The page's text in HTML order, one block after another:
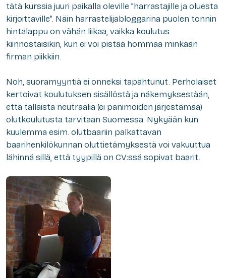
tätä kurssia juuri paikalla oleville ”harrastajille ja oluesta
kirjoittaville”. Näin harrastelijabloggarina puolen tonnin
hintalappu on vähän liikaa, vaikka koulutus
kiinnostaisikin, kun ei voi pistää hommaa minkään
firman piikkiin.
Noh, suoramyyntiä ei onneksi tapahtunut. Perholaiset
kertoivat koulutuksen sisällöstä ja näkemyksestään,
että tällaista neutraalia (ei panimoiden järjestämää)
olutkoulutusta tarvitaan Suomessa. Nykyään kun
kuulemma esim. olutbaariin palkattavan
baarihenkilökunnan oluttietämyksestä voi vakuuttua
lähinnä sillä, että tyypillä on CV:ssä sopivat baarit.